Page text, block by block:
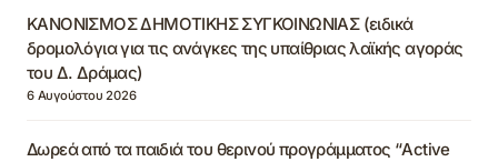
ΚΑΝΟΝΙΣΜΟΣ ΔΗΜΟΤΙΚΗΣ ΣΥΓΚΟΙΝΩΝΙΑΣ (ειδικά
δρομολόγια για τις ανάγκες της υπαίθριας λαϊκής αγοράς
του Δ. Δράμας)
6 Αυγούστου 2026
Δωρεά από τα παιδιά του θερινού προγράμματος “Active